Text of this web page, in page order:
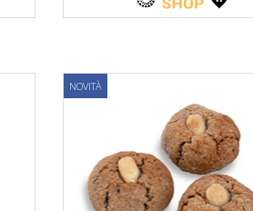
NOVITÀ